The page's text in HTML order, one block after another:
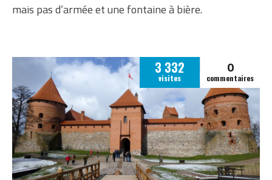
mais pas d’armée et une fontaine à bière.
3 332
visites
0
commentaires